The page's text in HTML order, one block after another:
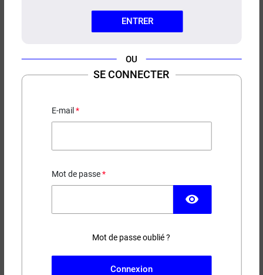
ENTRER
OU
SE CONNECTER
E-mail
Mot de passe
visibility
Mot de passe oublié ?
Connexion
ARTEFACT 100ML
Fraise - Framboise - Mûre - Frais
24,90 €
Taux de nicotine
AJOUTER AU PANIER